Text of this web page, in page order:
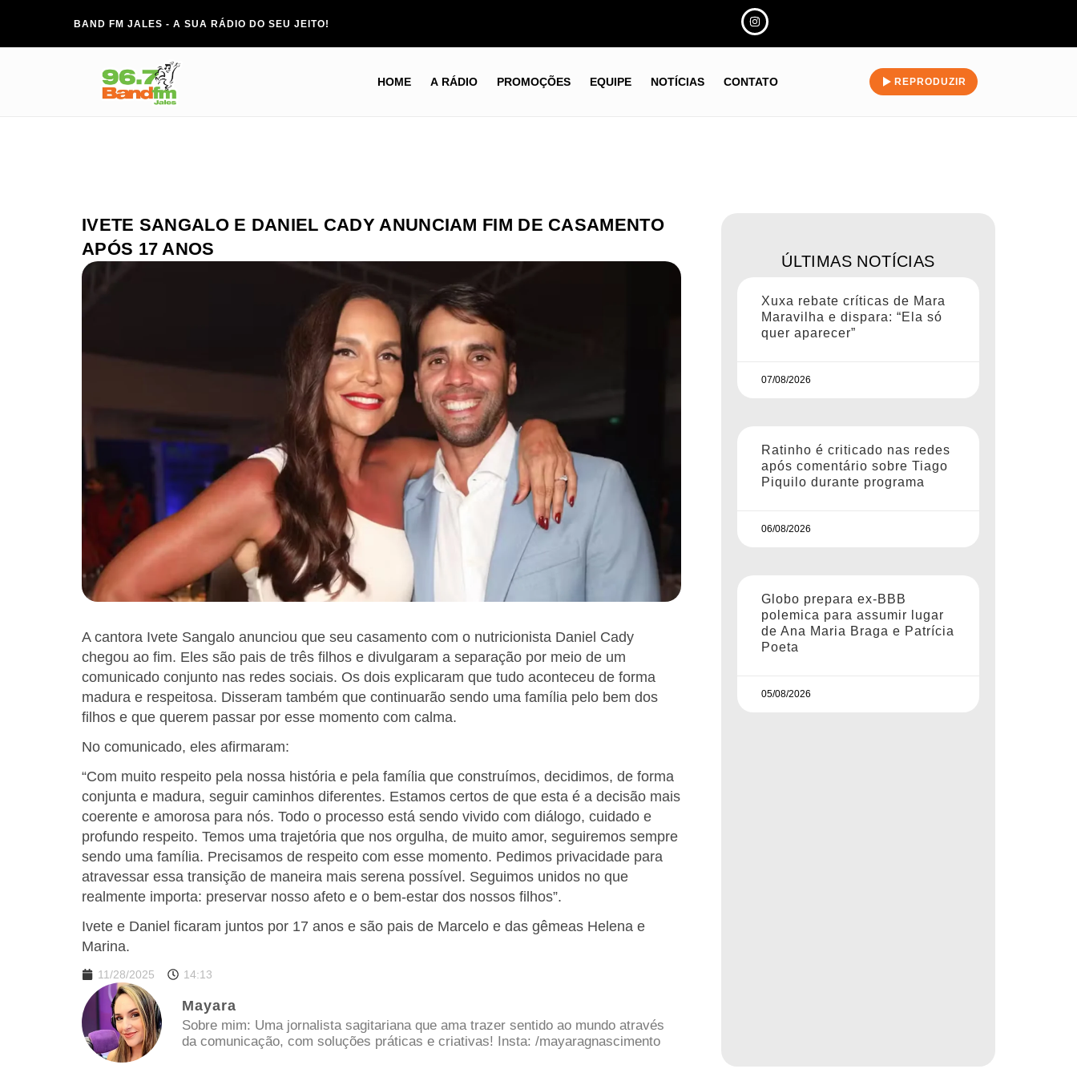
BAND FM JALES - A SUA RÁDIO DO SEU JEITO!
HOME A RÁDIO PROMOÇÕES EQUIPE NOTÍCIAS CONTATO REPRODUZIR
IVETE SANGALO E DANIEL CADY ANUNCIAM FIM DE CASAMENTO
APÓS 17 ANOS
A cantora Ivete Sangalo anunciou que seu casamento com o nutricionista Daniel Cady
chegou ao fim. Eles são pais de três filhos e divulgaram a separação por meio de um
comunicado conjunto nas redes sociais. Os dois explicaram que tudo aconteceu de forma
madura e respeitosa. Disseram também que continuarão sendo uma família pelo bem dos
filhos e que querem passar por esse momento com calma.
No comunicado, eles afirmaram:
“Com muito respeito pela nossa história e pela família que construímos, decidimos, de forma
conjunta e madura, seguir caminhos diferentes. Estamos certos de que esta é a decisão mais
coerente e amorosa para nós. Todo o processo está sendo vivido com diálogo, cuidado e
profundo respeito. Temos uma trajetória que nos orgulha, de muito amor, seguiremos sempre
sendo uma família. Precisamos de respeito com esse momento. Pedimos privacidade para
atravessar essa transição de maneira mais serena possível. Seguimos unidos no que
realmente importa: preservar nosso afeto e o bem-estar dos nossos filhos”.
Ivete e Daniel ficaram juntos por 17 anos e são pais de Marcelo e das gêmeas Helena e
Marina.
11/28/2025 14:13
Mayara
Sobre mim: Uma jornalista sagitariana que ama trazer sentido ao mundo através
da comunicação, com soluções práticas e criativas! Insta: /mayaragnascimento
ÚLTIMAS NOTÍCIAS
Xuxa rebate críticas de Mara
Maravilha e dispara: “Ela só
quer aparecer”
07/08/2026
Ratinho é criticado nas redes
após comentário sobre Tiago
Piquilo durante programa
06/08/2026
Globo prepara ex-BBB
polemica para assumir lugar
de Ana Maria Braga e Patrícia
Poeta
05/08/2026